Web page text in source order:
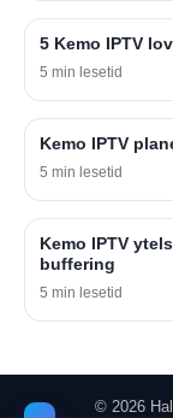
5 Kemo IPTV
5 min lesetid
Kemo IPTV
5 min lesetid
Kemo IPTV
buffering
5 min lesetid
© 2026